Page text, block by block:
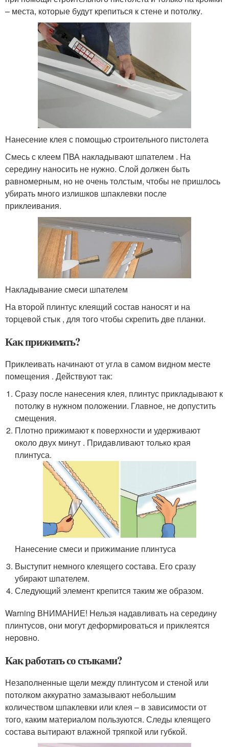
– места, которые будут крепиться к стене и потолку.
Нанесение клея с помощью строительного пистолета
Смесь с клеем ПВА накладывают шпателем . На
середину наносить не нужно. Слой должен быть
равномерным, но не очень толстым, чтобы не пришлось
убирать много излишков шпаклевки после
приклеивания.
Накладывание смеси шпателем
На второй плинтус клеящий состав наносят и на
торцевой стык , для того чтобы скрепить две планки.
Как прижимать?
Приклеивать начинают от угла в самом видном месте
помещения . Действуют так:
Сразу после нанесения клея, плинтус прикладывают к
потолку в нужном положении. Главное, не допустить
смещения.
Плотно прижимают к поверхности и удерживают
около двух минут . Придавливают только края
плинтуса.
Нанесение смеси и прижимание плинтуса
Выступит немного клеящего состава. Его сразу
убирают шпателем.
Следующий элемент крепится таким же образом.
Warning ВНИМАНИЕ! Нельзя надавливать на середину
плинтусов, они могут деформироваться и приклеятся
неровно.
Как работать со стыками?
Незаполненные щели между плинтусом и стеной или
потолком аккуратно замазывают небольшим
количеством шпаклевки или клея – в зависимости от
того, каким материалом пользуются. Следы клеящего
состава вытирают влажной тряпкой или губкой.